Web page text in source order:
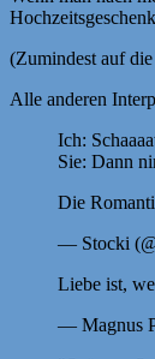
(Zumindest auf
Alle anderen
Ich:
Sie: Dann
Die
— Stocki
Liebe ist,
— Magnus